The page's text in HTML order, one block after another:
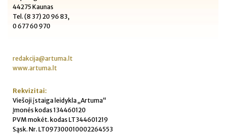
44275 Kaunas
Tel. (8 37) 20 96 83,
0 677 60 970
redakcija@artuma.lt
www.artuma.lt
Rekvizitai:
Viešoji įstaiga leidykla „Artuma“
Įmonės kodas 134460120
PVM mokėt. kodas LT344601219
Sąsk. Nr. LT097300010002264553